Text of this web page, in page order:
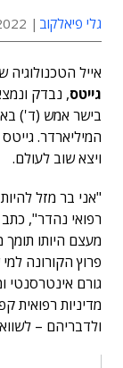
גלי פיאלקוב
אייל
גייטס, נבדק
בישר אמש (ד')
המיליארדר.
ויצא שוב לעולם.
"אני בר מזל
רפואי נהדר",
מעצם היותו תומך
פרוץ הקורונה
גורם אינטרסנטי
מדיניות רפואית
ולדבריהם –